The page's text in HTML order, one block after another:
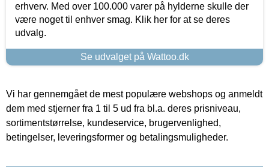
erhverv. Med over 100.000 varer på hylderne skulle der
være noget til enhver smag. Klik her for at se deres
udvalg.
Se udvalget på Wattoo.dk
Vi har gennemgået de mest populære webshops og anmeldt
dem med stjerner fra 1 til 5 ud fra bl.a. deres prisniveau,
sortimentstørrelse, kundeservice, brugervenlighed,
betingelser, leveringsformer og betalingsmuligheder.